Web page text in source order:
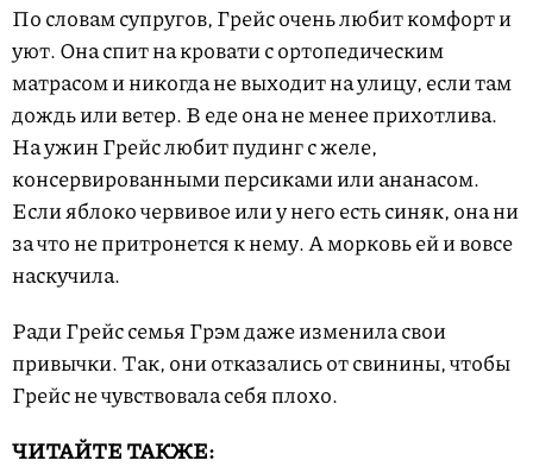
По словам супругов, Грейс очень любит комфорт и
уют. Она спит на кровати с ортопедическим
матрасом и никогда не выходит на улицу, если там
дождь или ветер. В еде она не менее прихотлива.
На ужин Грейс любит пудинг с желе,
консервированными персиками или ананасом.
Если яблоко червивое или у него есть синяк, она ни
за что не притронется к нему. А морковь ей и вовсе
наскучила.
Ради Грейс семья Грэм даже изменила свои
привычки. Так, они отказались от свинины, чтобы
Грейс не чувствовала себя плохо.
ЧИТАЙТЕ ТАКЖЕ: